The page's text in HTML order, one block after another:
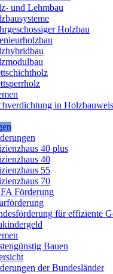
und Lehmbau
Holzbau
in
40 plus
40
55
70
Förderung
für effiziente
Bauen
der Bundesländer